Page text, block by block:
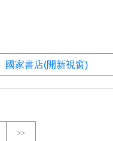
國家書店(開新視窗)
>>